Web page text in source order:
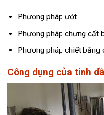
Phương pháp ướt
Phương pháp chưng cất
Phương pháp chiết bằng
Công dụng của tinh